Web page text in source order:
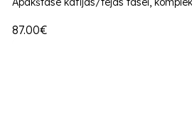
87.00€